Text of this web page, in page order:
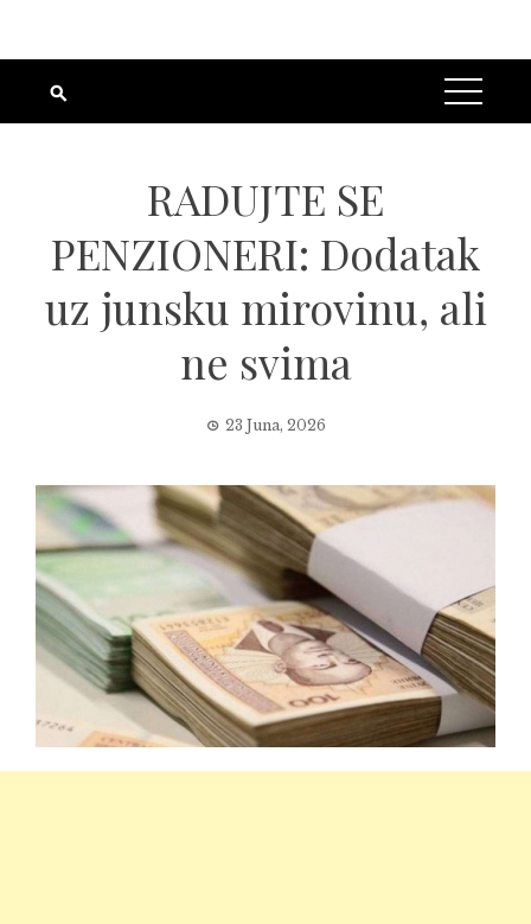
RADUJTE SE
PENZIONERI: Dodatak
uz junsku mirovinu, ali
ne svima
23 Juna, 2026